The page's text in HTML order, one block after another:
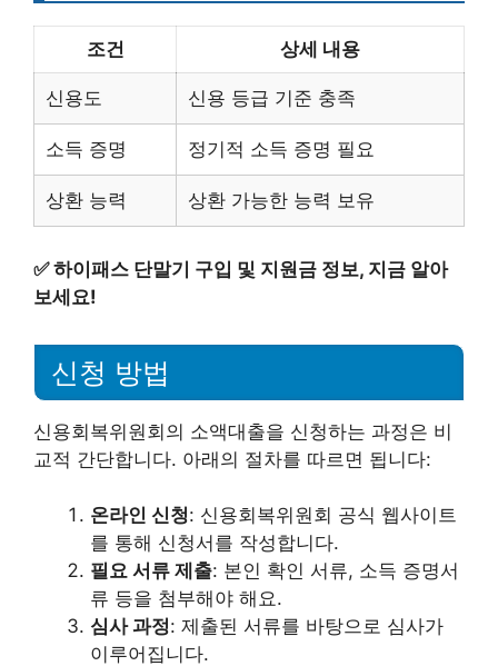
조건 상세 내용
신용도 신용 등급 기준 충족
소득 증명 정기적 소득 증명 필요
상환 능력 상환 가능한 능력 보유
✅하이패스 단말기 구입 및 지원금 정보, 지금 알아
보세요!
신청 방법
신용회복위원회의 소액대출을 신청하는 과정은 비
교적 간단합니다. 아래의 절차를 따르면 됩니다:
온라인 신청: 신용회복위원회 공식 웹사이트
를 통해 신청서를 작성합니다.
필요 서류 제출: 본인 확인 서류, 소득 증명서
류 등을 첨부해야 해요.
심사 과정: 제출된 서류를 바탕으로 심사가
이루어집니다.